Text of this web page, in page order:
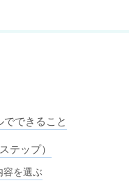
でできること
テップ）
を選ぶ